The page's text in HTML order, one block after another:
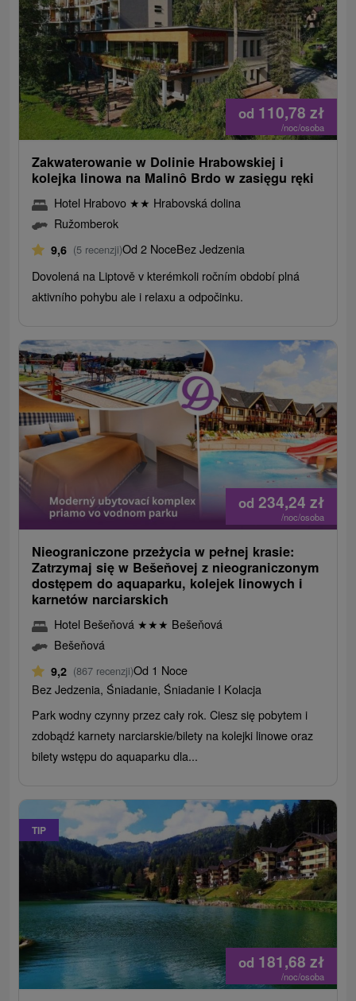
od 110,78 zł
/noc/osoba
Zakwaterowanie w Dolinie Hrabowskiej i
kolejka linowa na Malinô Brdo w zasięgu ręki
Hotel Hrabovo ★★ Hrabovská dolina
Ružomberok
9,6 (5 recenzji)Od 2 NoceBez Jedzenia
Dovolená na Liptově v kterémkoli ročním období plná
aktivního pohybu ale i relaxu a odpočinku.
od 234,24 zł
/noc/osoba
Nieograniczone przeżycia w pełnej krasie:
Zatrzymaj się w Bešeňovej z nieograniczonym
dostępem do aquaparku, kolejek linowych i
karnetów narciarskich
Hotel Bešeňová ★★★ Bešeňová
Bešeňová
9,2 (867 recenzji)Od 1 Noce
Bez Jedzenia, Śniadanie, Śniadanie I Kolacja
Park wodny czynny przez cały rok. Ciesz się pobytem i
zdobądź karnety narciarskie/bilety na kolejki linowe oraz
bilety wstępu do aquaparku dla...
TIP
od 181,68 zł
/noc/osoba